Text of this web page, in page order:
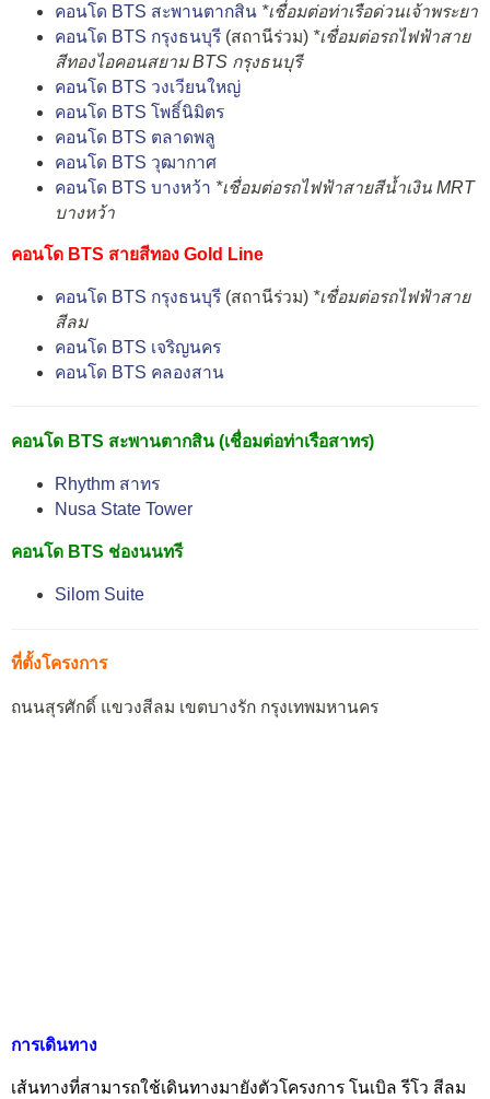
คอนโด BTS สะพานตากสิน *เชื่อมต่อท่าเรือด่วนเจ้าพระยา
คอนโด BTS กรุงธนบุรี (สถานีร่วม) *เชื่อมต่อรถไฟฟ้าสาย
สีทองไอคอนสยาม BTS กรุงธนบุรี
คอนโด BTS วงเวียนใหญ่
คอนโด BTS โพธิ์นิมิตร
คอนโด BTS ตลาดพลู
คอนโด BTS วุฒากาศ
คอนโด BTS บางหว้า *เชื่อมต่อรถไฟฟ้าสายสีน้ำเงิน MRT
บางหว้า
คอนโด BTS สายสีทอง Gold Line
คอนโด BTS กรุงธนบุรี (สถานีร่วม) *เชื่อมต่อรถไฟฟ้าสาย
สีลม
คอนโด BTS เจริญนคร
คอนโด BTS คลองสาน
คอนโด BTS สะพานตากสิน (เชื่อมต่อท่าเรือสาทร)
Rhythm สาทร
Nusa State Tower
คอนโด BTS ช่องนนทรี
Silom Suite
ที่ตั้งโครงการ
ถนนสุรศักดิ์ แขวงสีลม เขตบางรัก กรุงเทพมหานคร
การเดินทาง
เส้นทางที่สามารถใช้เดินทางมายังตัวโครงการ โนเบิล รีโว สีลม